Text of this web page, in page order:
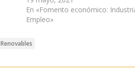
En «Fomento económico:
Empleo»
Renovables